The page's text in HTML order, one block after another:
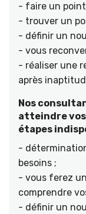
- faire un
- trouver un
- définir un
- vous
- réaliser une
après
Nos
atteindre
étapes
-
besoins ;
- vous ferez
comprendre
- définir un